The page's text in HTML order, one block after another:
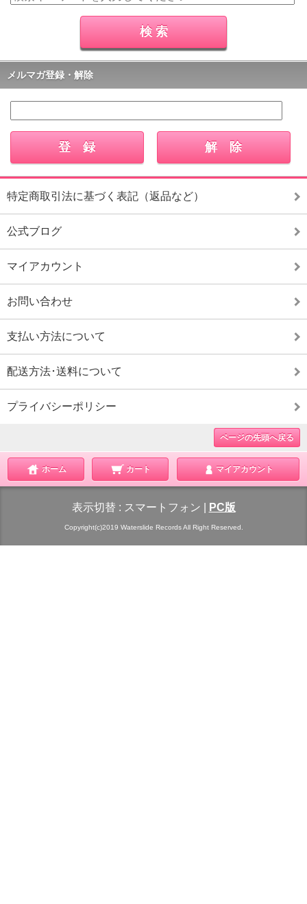
メルマガ登録・解除
特定商取引法に基づく表記（返品など）
公式ブログ
マイアカウント
お問い合わせ
支払い方法について
配送方法･送料について
プライバシーポリシー
ページの先頭へ戻る
ホーム カート マイアカウント
表示切替 : スマートフォン PC版
Copyright(c)2019 Waterslide Records All Right Reserved.